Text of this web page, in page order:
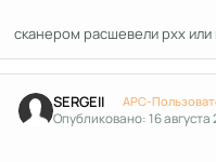
сканером расшевели рхх или
SERGEII APC-
Опубликовано:16 августа